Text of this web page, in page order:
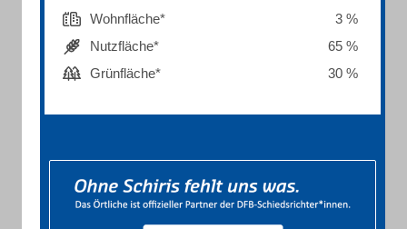
Wohnfläche*
3 %
Nutzfläche*
65 %
Grünfläche*
30 %